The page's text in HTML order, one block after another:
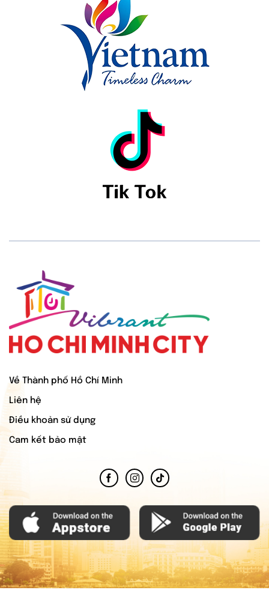
Về Thành phố Hồ Chí Minh
Liên hệ
Điều khoản sử dụng
Cam kết bảo mật